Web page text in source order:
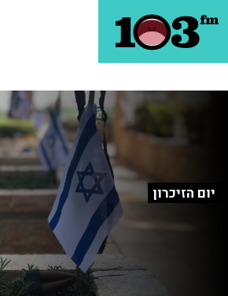
יום הזיכרון